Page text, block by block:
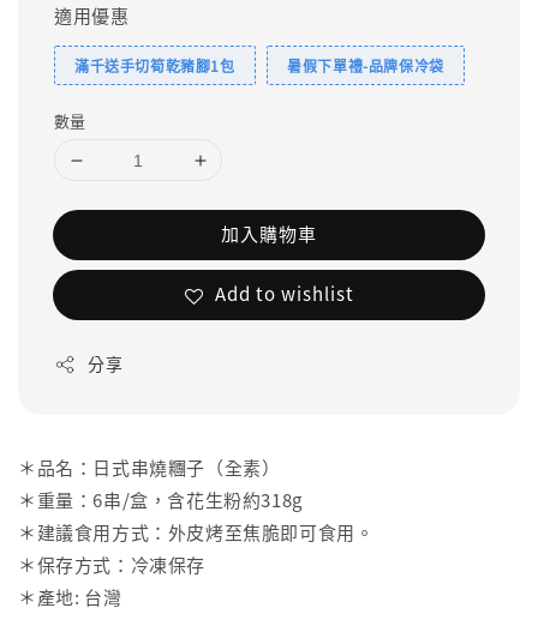
適用優惠
滿千送手切筍乾豬腳1包 暑假下單禮-品牌保冷袋
數量
加入購物車
Add to wishlist
分享
＊品名：日式串燒糰子（全素）
＊重量：6串/盒，含花生粉約318g
＊建議食用方式：外皮烤至焦脆即可食用。
＊保存方式：冷凍保存
＊產地: 台灣